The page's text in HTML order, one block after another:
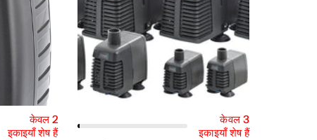
केवल 2
इकाइयाँ शेष हैं
त्वरित नज़र विकल्प चुनें
केवल 3
इकाइयाँ शेष हैं